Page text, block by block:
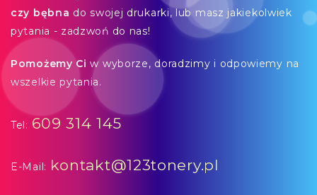
czy bębna do swojej drukarki, lub masz jakiekolwiek
pytania - zadzwoń do nas!
Pomożemy Ci w wyborze, doradzimy i odpowiemy na
wszelkie pytania.
Tel: 609 314 145
E-Mail: kontakt@123tonery.pl